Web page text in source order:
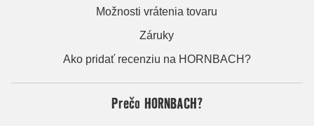
Možnosti vrátenia tovaru
Záruky
Ako pridať recenziu na HORNBACH?
Prečo HORNBACH?